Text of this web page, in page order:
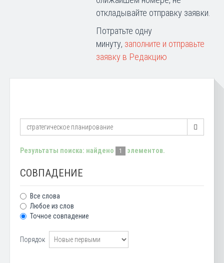
откладывайте отправку заявки.
Потратьте одну
минуту, заполните и отправьте
заявку в Редакцию
Результаты поиска: найдено 1 элементов.
СОВПАДЕНИЕ
Все слова
Любое из слов
Точное совпадение
Порядок